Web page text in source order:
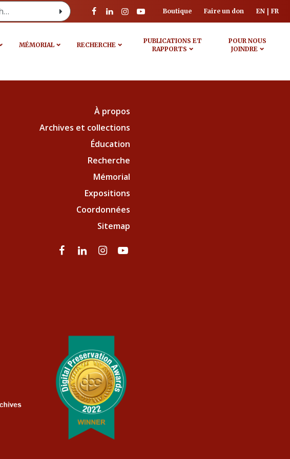
Boutique Faire un don EN FR
MÉMORIAL RECHERCHE
PUBLICATIONS ET
RAPPORTS
POUR NOUS
JOINDRE
À propos
Archives et collections
Éducation
Recherche
Mémorial
Expositions
Coordonnées
Sitemap